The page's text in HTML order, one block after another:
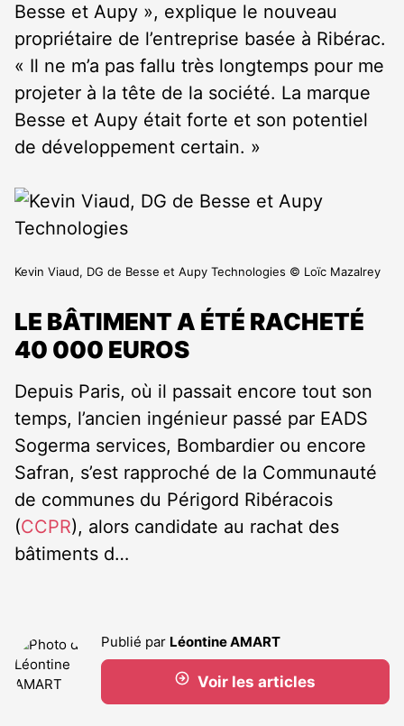
Besse et Aupy », explique le nouveau
propriétaire de l’entreprise basée à Ribérac.
« Il ne m’a pas fallu très longtemps pour me
projeter à la tête de la société. La marque
Besse et Aupy était forte et son potentiel
de développement certain. »
Kevin Viaud, DG de Besse et Aupy Technologies © Loïc Mazalrey
LE BÂTIMENT A ÉTÉ RACHETÉ
40 000 EUROS
Depuis Paris, où il passait encore tout son
temps, l’ancien ingénieur passé par EADS
Sogerma services, Bombardier ou encore
Safran, s’est rapproché de la Communauté
de communes du Périgord Ribéracois
(CCPR), alors candidate au rachat des
bâtiments d…
Publié par Léontine AMART
Voir les articles